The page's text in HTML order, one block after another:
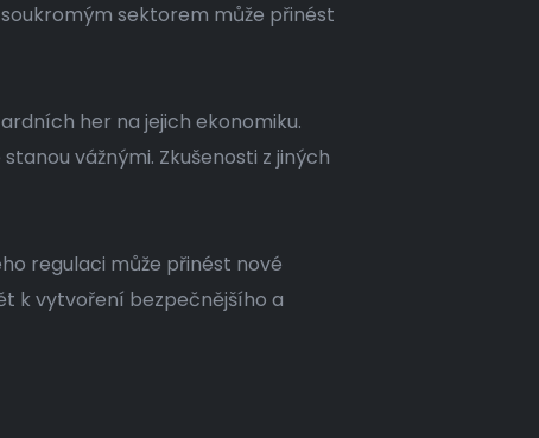
sektorem může přinést
her na jejich ekonomiku.
vážnými. Zkušenosti z jiných
regulaci může přinést nové
k vytvoření bezpečnějšího a